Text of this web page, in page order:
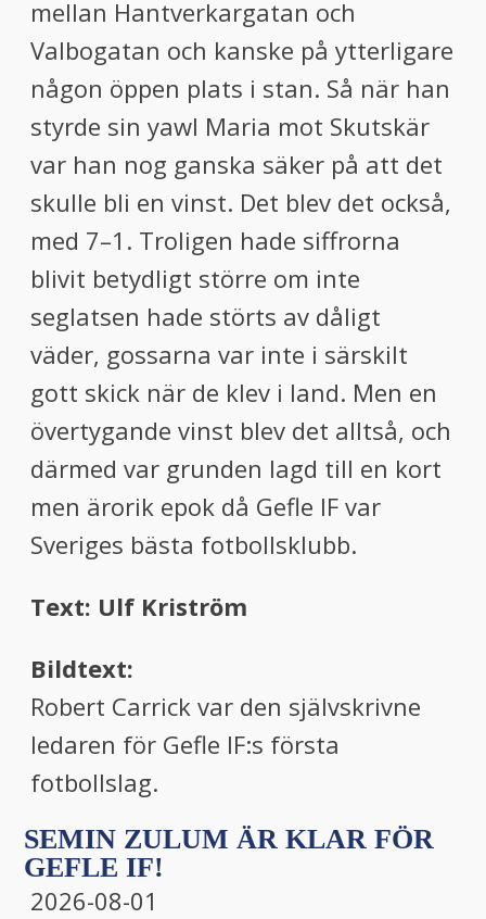
mellan Hantverkargatan och
Valbogatan och kanske på ytterligare
någon öppen plats i stan. Så när han
styrde sin yawl Maria mot Skutskär
var han nog ganska säker på att det
skulle bli en vinst. Det blev det också,
med 7–1. Troligen hade siffrorna
blivit betydligt större om inte
seglatsen hade störts av dåligt
väder, gossarna var inte i särskilt
gott skick när de klev i land. Men en
övertygande vinst blev det alltså, och
därmed var grunden lagd till en kort
men ärorik epok då Gefle IF var
Sveriges bästa fotbollsklubb.
Text: Ulf Kriström
Bildtext:
Robert Carrick var den självskrivne
ledaren för Gefle IF:s första
fotbollslag.
SEMIN ZULUM ÄR KLAR FÖR
GEFLE IF!
2026-08-01